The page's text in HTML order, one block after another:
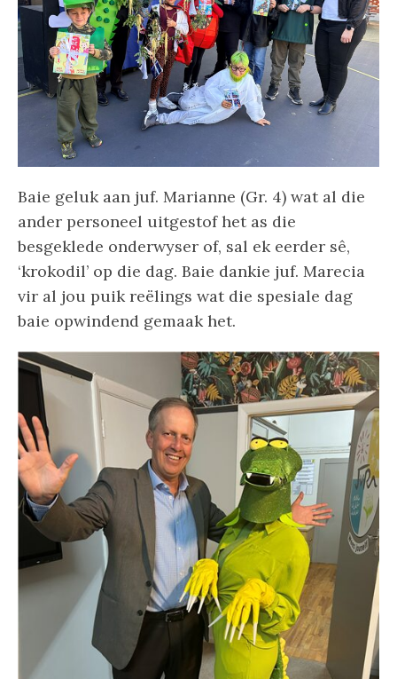
Baie geluk aan juf. Marianne (Gr. 4) wat al die
ander personeel uitgestof het as die
besgeklede onderwyser of, sal ek eerder sê,
‘krokodil’ op die dag. Baie dankie juf. Marecia
vir al jou puik reëlings wat die spesiale dag
baie opwindend gemaak het.